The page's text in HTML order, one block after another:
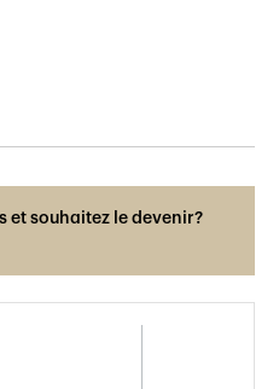
et souhaitez le devenir?